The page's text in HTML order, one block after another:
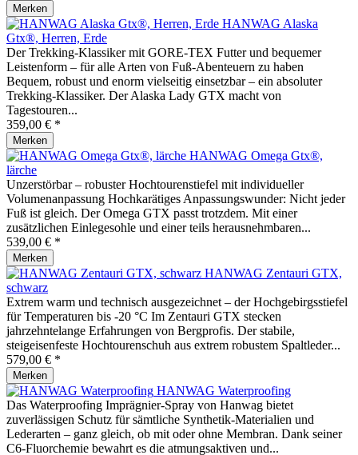
Merken
HANWAG Alaska
Gtx®, Herren, Erde
Der Trekking-Klassiker mit GORE-TEX Futter und bequemer
Leistenform – für alle Arten von Fuß-Abenteuern zu haben
Bequem, robust und enorm vielseitig einsetzbar – ein absoluter
Trekking-Klassiker. Der Alaska Lady GTX macht von
Tagestouren...
359,00 € *
Merken
HANWAG Omega Gtx®,
lärche
Unzerstörbar – robuster Hochtourenstiefel mit individueller
Volumenanpassung Hochkarätiges Anpassungswunder: Nicht jeder
Fuß ist gleich. Der Omega GTX passt trotzdem. Mit einer
zusätzlichen Einlegesohle und einer teils herausnehmbaren...
539,00 € *
Merken
HANWAG Zentauri GTX,
schwarz
Extrem warm und technisch ausgezeichnet – der Hochgebirgsstiefel
für Temperaturen bis -20 °C Im Zentauri GTX stecken
jahrzehntelange Erfahrungen von Bergprofis. Der stabile,
steigeisenfeste Hochtourenschuh aus extrem robustem Spaltleder...
579,00 € *
Merken
HANWAG Waterproofing
Das Waterproofing Imprägnier-Spray von Hanwag bietet
zuverlässigen Schutz für sämtliche Synthetik-Materialien und
Lederarten – ganz gleich, ob mit oder ohne Membran. Dank seiner
C6-Fluorchemie bewahrt es die atmungsaktiven und...